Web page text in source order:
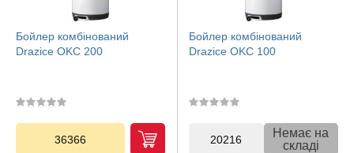
Бойлер комбінований
Drazice OKC 200
36366
Бойлер комбінований
Drazice OKC 100
20216
Немає на
складі